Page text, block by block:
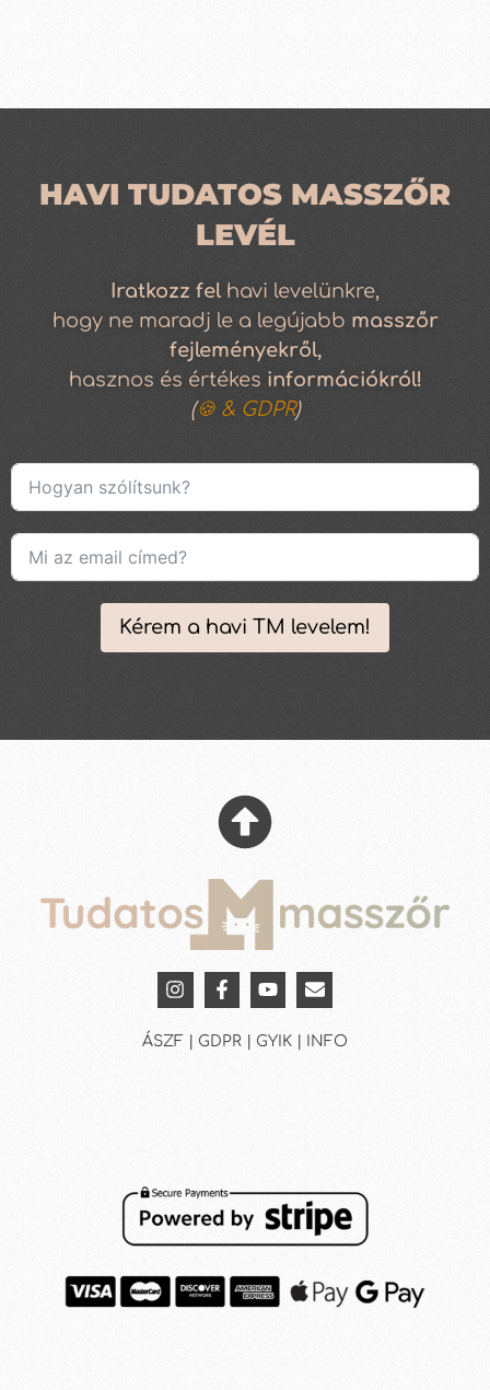
HAVI TUDATOS MASSZŐR
LEVÉL
Iratkozz fel havi levelünkre,
hogy ne maradj le a legújabb masszőr
fejleményekről,
hasznos és értékes információkról!
(🍪 & GDPR)
Kérem a havi TM levelem!
ÁSZF | GDPR | GYIK | INFO